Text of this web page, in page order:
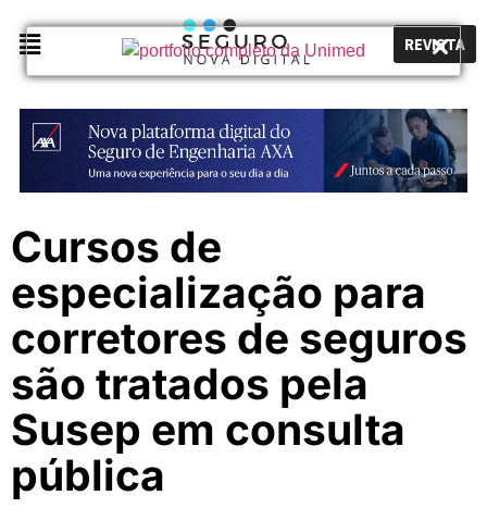
REVISTA
Cursos de
especialização para
corretores de seguros
são tratados pela
Susep em consulta
pública